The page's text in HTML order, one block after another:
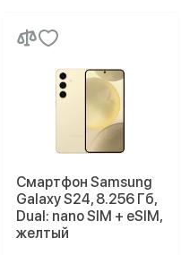
Смартфон Samsung
Galaxy S24, 8.256 Гб,
Dual: nano SIM + eSIM,
желтый